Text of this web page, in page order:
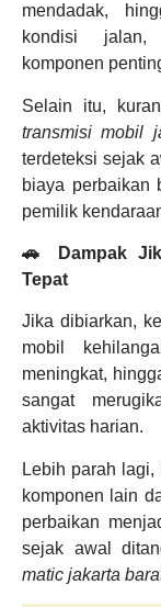
mendadak,
kondisi jalan,
komponen
Selain itu,
transmisi mobil
terdeteksi sejak
biaya perbaikan
pemilik
🚗 Dampak
Tepat
Jika dibiarkan,
mobil
meningkat,
sangat
aktivitas harian.
Lebih parah
komponen lain
perbaikan
sejak awal
matic jakarta